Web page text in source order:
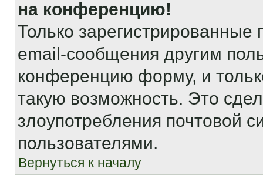
на конференцию!
Только зарегистрированные
email-сообщения другим
конференцию форму, и
такую возможность. Это
злоупотребления почтовой
пользователями.
Вернуться к началу